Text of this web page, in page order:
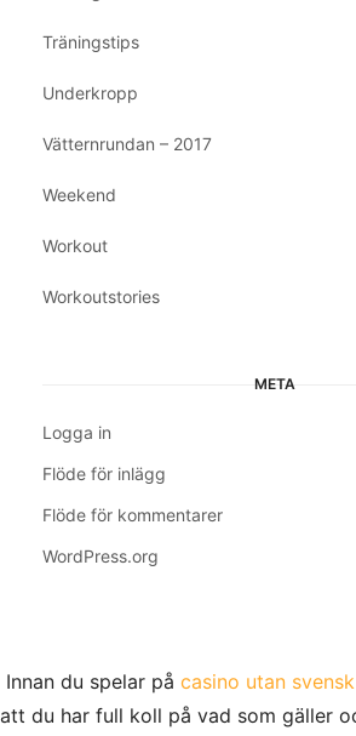
Träningstips
Underkropp
Vätternrundan – 2017
Weekend
Workout
Workoutstories
META
Logga in
Flöde för inlägg
Flöde för kommentarer
WordPress.org
Innan du spelar på casino utan
att du har full koll på vad som gäller